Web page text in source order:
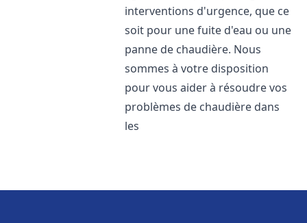
interventions d'urgence, que ce
soit pour une fuite d'eau ou une
panne de chaudière. Nous
sommes à votre disposition
pour vous aider à résoudre vos
problèmes de chaudière dans
les